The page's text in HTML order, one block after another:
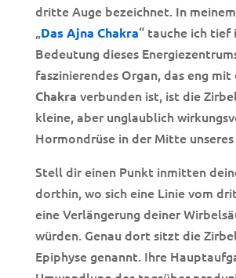
dritte Auge bezeichnet. In
„Das Ajna Chakra“ tauche ich tief
Bedeutung dieses
faszinierendes Organ, das eng mit
Chakra verbunden ist, ist die
kleine, aber unglaublich
Hormondrüse in der Mitte unseres
Stell dir einen Punkt inmitten
dorthin, wo sich eine Linie vom
eine Verlängerung deiner
würden. Genau dort sitzt die
Epiphyse genannt. Ihre